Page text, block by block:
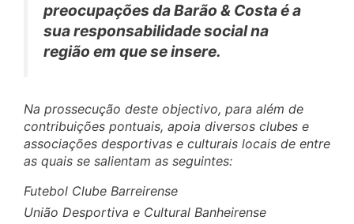
preocupações da Barão & Costa é a
sua responsabilidade social na
região em que se insere.
Na prossecução deste objectivo, para além de
contribuições pontuais, apoia diversos clubes e
associações desportivas e culturais locais de entre
as quais se salientam as seguintes:
Futebol Clube Barreirense
União Desportiva e Cultural Banheirense